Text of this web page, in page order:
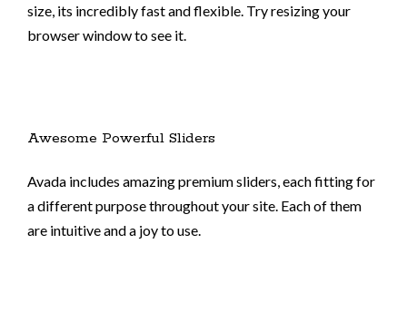
size, its incredibly fast and flexible. Try resizing your
browser window to see it.
Awesome Powerful Sliders
Avada includes amazing premium sliders, each fitting for
a different purpose throughout your site. Each of them
are intuitive and a joy to use.